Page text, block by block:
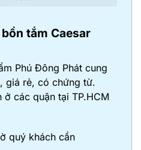
tắm Caesar
Phú Đông Phát cung
giá rẻ, có chứng từ.
ở các quận tại TP.HCM
quý khách cần